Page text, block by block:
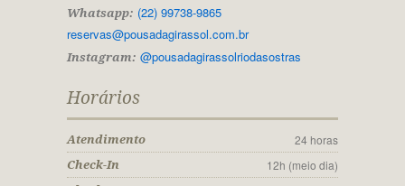
Whatsapp: (22) 99738-9865
reservas@pousadagirassol.com.br
Instagram: @pousadagirassolriodasostras
Horários
Atendimento 24 horas
Check-In 12h (meio dia)